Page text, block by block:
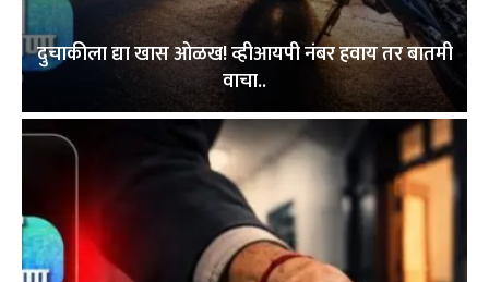
दुचाकीला द्या खास ओळख! व्हीआयपी नंबर हवाय तर बातमी
वाचा..